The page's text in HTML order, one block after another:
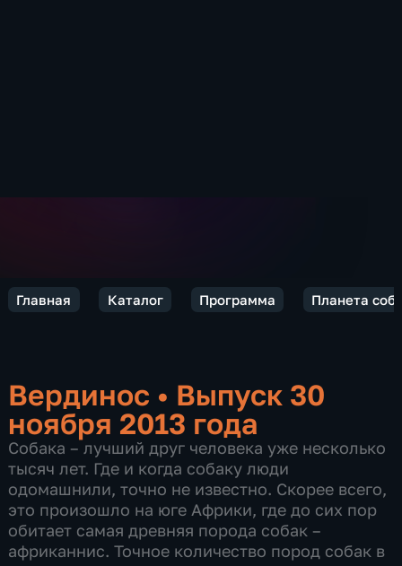
Главная Каталог Программа Планета
Вердинос • Выпуск 30
ноября 2013 года
Собака – лучший друг человека уже несколько
тысяч лет. Где и когда собаку люди
одомашнили, точно не известно. Скорее всего,
это произошло на юге Африки, где до сих пор
обитает самая древняя порода собак –
африканнис. Точное количество пород собак в